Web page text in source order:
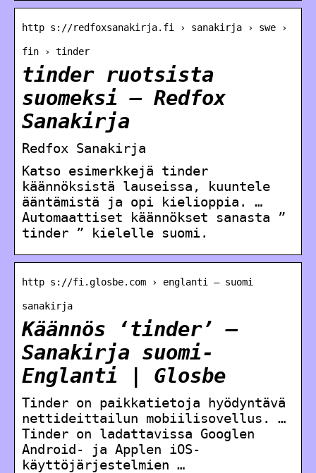
http s://redfoxsanakirja.fi › sanakirja › swe ›
fin › tinder
tinder ruotsista
suomeksi – Redfox
Sanakirja
Redfox Sanakirja
Katso esimerkkejä tinder
käännöksistä lauseissa, kuuntele
ääntämistä ja opi kielioppia. …
Automaattiset käännökset sanasta ”
tinder ” kielelle suomi.
http s://fi.glosbe.com › englanti – suomi
sanakirja
Käännös ‘tinder’ –
Sanakirja suomi-
Englanti | Glosbe
Tinder on paikkatietoja hyödyntävä
nettideittailun mobiilisovellus. …
Tinder on ladattavissa Googlen
Android- ja Applen iOS-
käyttöjärjestelmien …